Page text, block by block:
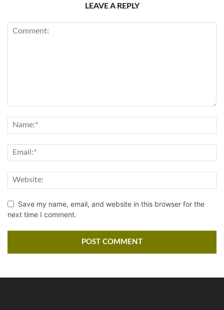
LEAVE A REPLY
Save my name, email, and website in this browser for the
next time I comment.